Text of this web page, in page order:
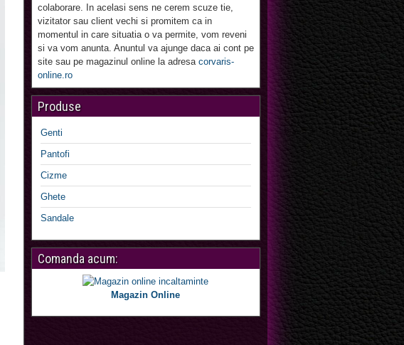
colaborare. In acelasi sens ne cerem scuze tie,
vizitator sau client vechi si promitem ca in
momentul in care situatia o va permite, vom reveni
si va vom anunta. Anuntul va ajunge daca ai cont pe
site sau pe magazinul online la adresa corvaris-
online.ro
Produse
Genti
Pantofi
Cizme
Ghete
Sandale
Comanda acum:
Magazin Online